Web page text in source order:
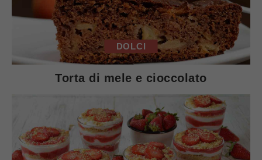
DOLCI
Torta di mele e cioccolato